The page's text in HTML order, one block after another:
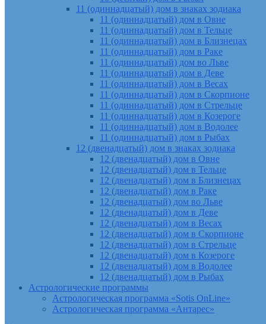
11 (одиннадцатый) дом в знаках зодиака
11 (одиннадцатый) дом в Овне
11 (одиннадцатый) дом в Тельце
11 (одиннадцатый) дом в Близнецах
11 (одиннадцатый) дом в Раке
11 (одиннадцатый) дом во Льве
11 (одиннадцатый) дом в Деве
11 (одиннадцатый) дом в Весах
11 (одиннадцатый) дом в Скорпионе
11 (одиннадцатый) дом в Стрельце
11 (одиннадцатый) дом в Козероге
11 (одиннадцатый) дом в Водолее
11 (одиннадцатый) дом в Рыбах
12 (двенадцатый) дом в знаках зодиака
12 (двенадцатый) дом в Овне
12 (двенадцатый) дом в Тельце
12 (двенадцатый) дом в Близнецах
12 (двенадцатый) дом в Раке
12 (двенадцатый) дом во Льве
12 (двенадцатый) дом в Деве
12 (двенадцатый) дом в Весах
12 (двенадцатый) дом в Скорпионе
12 (двенадцатый) дом в Стрельце
12 (двенадцатый) дом в Козероге
12 (двенадцатый) дом в Водолее
12 (двенадцатый) дом в Рыбах
Астрологические программы
Астрологическая программа «Sotis OnLine»
Астрологическая программа «Антарес»